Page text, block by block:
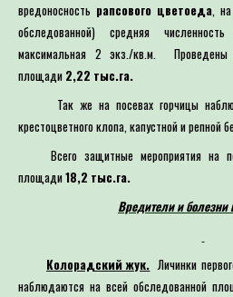
вредоносность рапсового цветоеда,
обследованной) средняя
максимальная 2 экз./кв.м. Проведены
площади 2,22 тыс.га.
Так же на посевах горчицы
крестоцветного клопа, капустной и репной
Всего защитные мероприятия на
площади18,2 тыс.га.
Вредители и болезни
Колорадский жук. Личинки
наблюдаются на всей обследованной